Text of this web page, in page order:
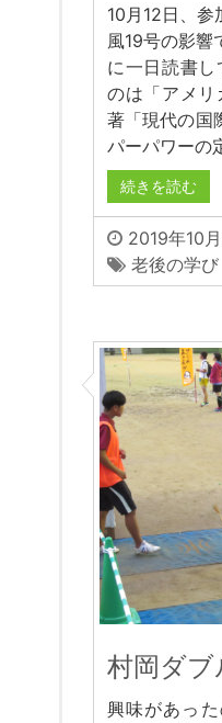
10月12日、参
風19号の影響
に一日読書
のは「アメ
著「現代の国
パーパワーの
続きを読む
2019年10
老後の学び
村岡ダブ
興味があっ